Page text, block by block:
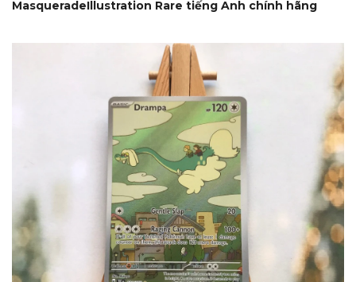
MasqueradeIllustration Rare tiếng Anh chính hãng